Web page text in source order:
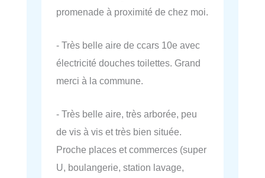
promenade à proximité de chez moi.
- Très belle aire de ccars 10e avec
électricité douches toilettes. Grand
merci à la commune.
- Très belle aire, très arborée, peu
de vis à vis et très bien située.
Proche places et commerces (super
U, boulangerie, station lavage,